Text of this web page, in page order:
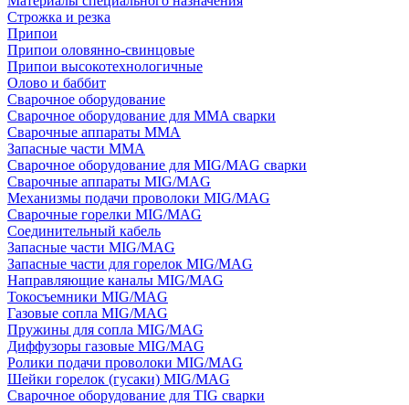
Строжка и резка
Припои
Припои оловянно-свинцовые
Припои высокотехнологичные
Олово и баббит
Сварочное оборудование
Сварочное оборудование для MMA сварки
Сварочные аппараты MMA
Запасные части MMA
Сварочное оборудование для MIG/MAG сварки
Сварочные аппараты MIG/MAG
Механизмы подачи проволоки MIG/MAG
Сварочные горелки MIG/MAG
Соединительный кабель
Запасные части MIG/MAG
Запасные части для горелок MIG/MAG
Направляющие каналы MIG/MAG
Токосъемники MIG/MAG
Газовые сопла MIG/MAG
Пружины для сопла MIG/MAG
Диффузоры газовые MIG/MAG
Ролики подачи проволоки MIG/MAG
Шейки горелок (гусаки) MIG/MAG
Сварочное оборудование для TIG сварки